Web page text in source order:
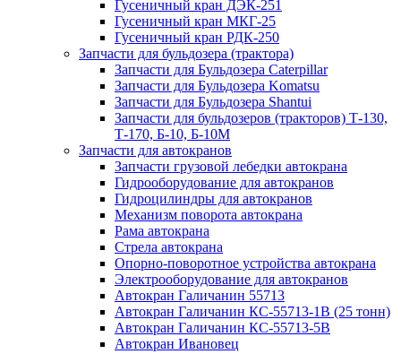
Гусеничный кран ДЭК-251
Гусеничный кран МКГ-25
Гусеничный кран РДК-250
Запчасти для бульдозера (трактора)
Запчасти для Бульдозера Caterpillar
Запчасти для Бульдозера Komatsu
Запчасти для Бульдозера Shantui
Запчасти для бульдозеров (тракторов) Т-130,
Т-170, Б-10, Б-10М
Запчасти для автокранов
Запчасти грузовой лебедки автокрана
Гидрооборудование для автокранов
Гидроцилиндры для автокранов
Механизм поворота автокрана
Рама автокрана
Стрела автокрана
Опорно-поворотное устройства автокрана
Электрооборудование для автокранов
Автокран Галичанин 55713
Автокран Галичанин КС-55713-1В (25 тонн)
Автокран Галичанин КС-55713-5В
Автокран Ивановец